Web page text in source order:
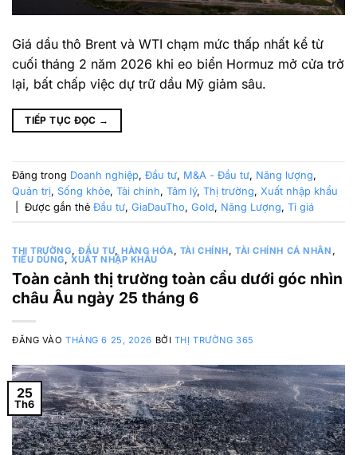
Giá dầu thô Brent và WTI chạm mức thấp nhất kể từ
cuối tháng 2 năm 2026 khi eo biển Hormuz mở cửa trở
lại, bất chấp việc dự trữ dầu Mỹ giảm sâu.
TIẾP TỤC ĐỌC →
Đăng trong Doanh nghiệp, Đầu tư, M&A - Đầu tư, Năng lượng,
Quản trị, Sống khỏe, Tài chính, Tâm lý, Thị trường, Xuất nhập khẩu
Được gắn thẻ Đầu tư, GiaDauTho, Gold, Năng Lượng, Tỉ giá
THỊ TRƯỜNG, ĐẦU TƯ,HÀNG HÓA, TÀI CHÍNH,TÀI CHÍNH CÁ NHÂN ,
TIÊU DÙNG,XUẤT NHẬP KHẨU
Toàn cảnh thị trường toàn cầu dưới góc nhìn
châu Âu ngày 25 tháng 6
ĐĂNG VÀOTHÁNG 6 25, 2026 BỞI THỊ TRƯỜNG 365
25
Th6